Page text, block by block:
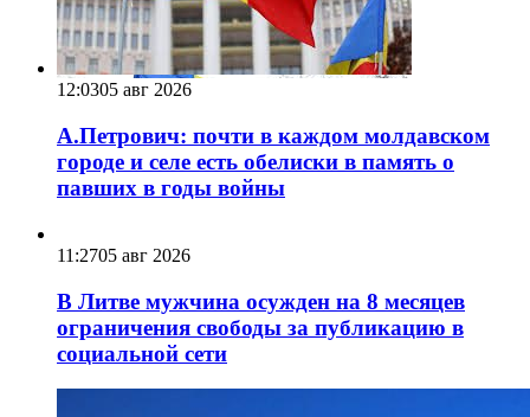
12:0305 авг 2026
А.Петрович: почти в каждом молдавском
городе и селе есть обелиски в память о
павших в годы войны
11:2705 авг 2026
В Литве мужчина осужден на 8 месяцев
ограничения свободы за публикацию в
социальной сети